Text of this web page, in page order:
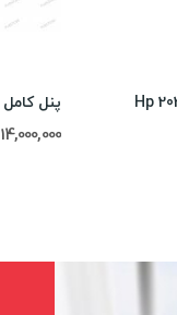
پنل کامل HP M1212
14,000,000 ریال